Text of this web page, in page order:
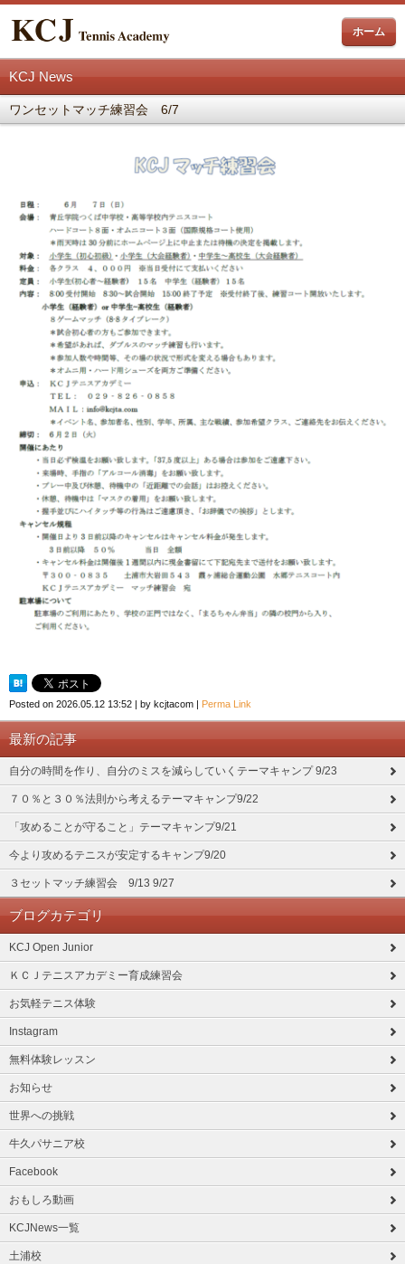
ホーム
KCJ News
ワンセットマッチ練習会 6/7
Posted on 2026.05.12 13:52 by kcjtacom Perma Link
最新の記事
自分の時間を作り、自分のミスを減らしていくテーマキャンプ 9/23
７０％と３０％法則から考えるテーマキャンプ9/22
「攻めることが守ること」テーマキャンプ9/21
今より攻めるテニスが安定するキャンプ9/20
３セットマッチ練習会 9/13 9/27
ブログカテゴリ
KCJ Open Junior
ＫＣＪテニスアカデミー育成練習会
お気軽テニス体験
Instagram
無料体験レッスン
お知らせ
世界への挑戦
牛久パサニア校
Facebook
おもしろ動画
KCJNews一覧
土浦校